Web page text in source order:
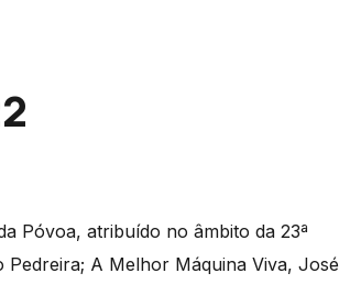
Póvoa, atribuído no âmbito da 23ª
Pedreira; A Melhor Máquina Viva, José